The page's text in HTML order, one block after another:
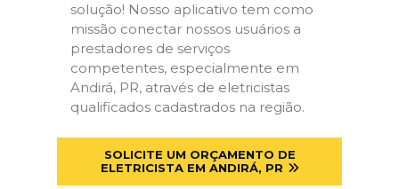
solução! Nosso aplicativo tem como
missão conectar nossos usuários a
prestadores de serviços
competentes, especialmente em
Andirá, PR, através de eletricistas
qualificados cadastrados na região.
SOLICITE UM ORÇAMENTO DE
ELETRICISTA EM ANDIRÁ, PR